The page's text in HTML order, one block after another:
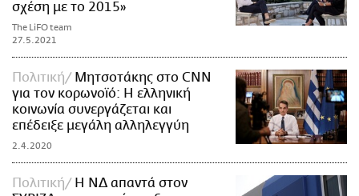
σχέση με το 2015»
The LiFO team
27.5.2021
Πολιτική
Μητσοτάκης στο CNN
για τον κορωνοϊό: Η ελληνική
κοινωνία συνεργάζεται και
επέδειξε μεγάλη αλληλεγγύη
2.4.2020
Πολιτική
Η ΝΔ απαντά στον